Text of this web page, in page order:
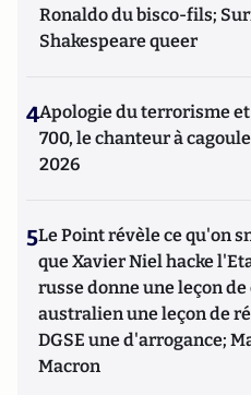
Ronaldo du bisco-fils;
Shakespeare queer
4Apologie du terrorisme
700, le chanteur à
2026
5Le Point révèle ce qu'on
que Xavier Niel hacke
russe donne une leçon
australien une leçon de
DGSE une d'arrogance;
Macron